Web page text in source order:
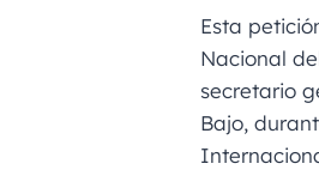
Esta
Nacional
secretario
Bajo,